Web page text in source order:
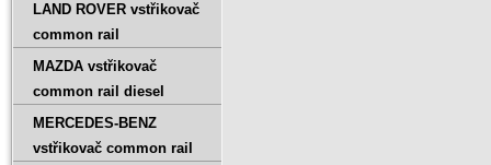
LAND ROVER vstřikovač
common rail
MAZDA vstřikovač
common rail diesel
MERCEDES-BENZ
vstřikovač common rail